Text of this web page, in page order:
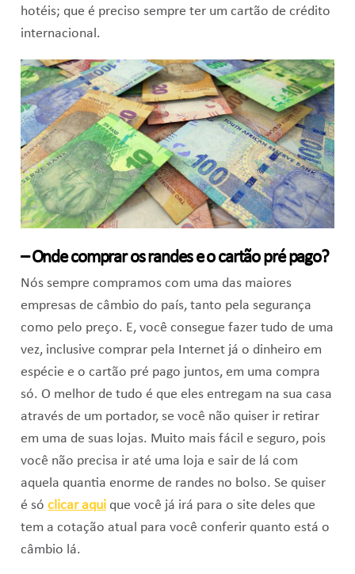
hotéis; que é preciso sempre ter um cartão de crédito
internacional.
– Onde comprar os randes e o cartão pré pago?
Nós sempre compramos com uma das maiores
empresas de câmbio do país, tanto pela segurança
como pelo preço. E, você consegue fazer tudo de uma
vez, inclusive comprar pela Internet já o dinheiro em
espécie e o cartão pré pago juntos, em uma compra
só. O melhor de tudo é que eles entregam na sua casa
através de um portador, se você não quiser ir retirar
em uma de suas lojas. Muito mais fácil e seguro, pois
você não precisa ir até uma loja e sair de lá com
aquela quantia enorme de randes no bolso. Se quiser
é só clicar aquique você já irá para o site deles que
tem a cotação atual para você conferir quanto está o
câmbio lá.